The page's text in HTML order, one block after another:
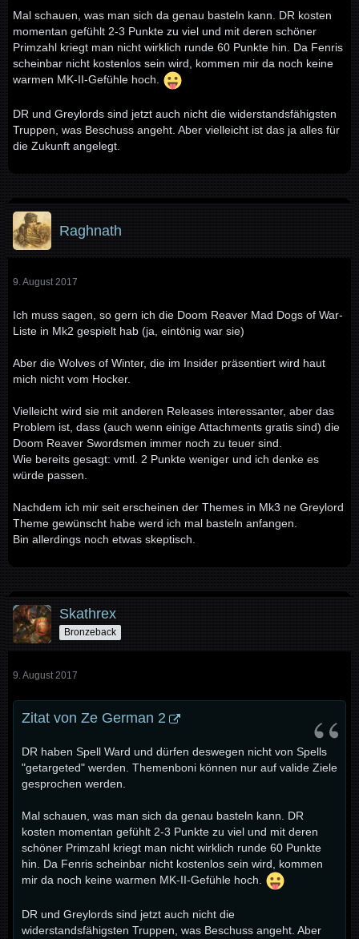
Mal schauen, was man sich da genau basteln kann. DR kosten
momentan gefühlt 2-3 Punkte zu viel und mit deren schöner
Primzahl kriegt man nicht wirklich runde 60 Punkte hin. Da Fenris
scheinbar nicht kostenlos sein wird, kommen mir da noch keine
warmen MK-II-Gefühle hoch.
DR und Greylords sind jetzt auch nicht die widerstandsfähigsten
Truppen, was Beschuss angeht. Aber vielleicht ist das ja alles für
die Zukunft angelegt.
Raghnath
9. August 2017
Ich muss sagen, so gern ich die Doom Reaver Mad Dogs of War-
Liste in Mk2 gespielt hab (ja, eintönig war sie)
Aber die Wolves of Winter, die im Insider präsentiert wird haut
mich nicht vom Hocker.
Vielleicht wird sie mit anderen Releases interessanter, aber das
Problem ist, dass (auch wenn einige Attachments gratis sind) die
Doom Reaver Swordsmen immer noch zu teuer sind.
Wie bereits gesagt: vmtl. 2 Punkte weniger und ich denke es
würde passen.
Nachdem ich mir seit erscheinen der Themes in Mk3 ne Greylord
Theme gewünscht habe werd ich mal basteln anfangen.
Bin allerdings noch etwas skeptisch.
Skathrex
Bronzeback
9. August 2017
Zitat von Ze German 2
DR haben Spell Ward und dürfen deswegen nicht von Spells
"getargeted" werden. Themenboni können nur auf valide Ziele
gesprochen werden.
Mal schauen, was man sich da genau basteln kann. DR
kosten momentan gefühlt 2-3 Punkte zu viel und mit deren
schöner Primzahl kriegt man nicht wirklich runde 60 Punkte
hin. Da Fenris scheinbar nicht kostenlos sein wird, kommen
mir da noch keine warmen MK-II-Gefühle hoch.
DR und Greylords sind jetzt auch nicht die
widerstandsfähigsten Truppen, was Beschuss angeht. Aber